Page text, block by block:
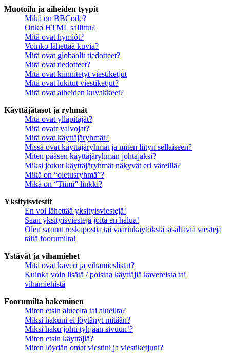
Muotoilu ja aiheiden tyypit
Mikä on BBCode?
Onko HTML sallittu?
Mitä ovat hymiöt?
Voinko lähettää kuvia?
Mitä ovat globaalit tiedotteet?
Mitä ovat tiedotteet?
Mitä ovat kiinnitetyt viestiketjut
Mitä ovat lukitut viestiketjut?
Mitä ovat aiheiden kuvakkeet?
Käyttäjätasot ja ryhmät
Mitä ovat ylläpitäjät?
Mitä ovatr valvojat?
Mitä ovat käyttäjäryhmät?
Missä ovat käyttäjäryhmät ja miten liityn sellaiseen?
Miten pääsen käyttäjäryhmän johtajaksi?
Miksi jotkut käyttäjäryhmät näkyvät eri väreillä?
Mikä on “oletusryhmä”?
Mikä on “Tiimi” linkki?
Yksityisviestit
En voi lähettää yksityisviestejä!
Saan yksityisviestejä joita en halua!
Olen saanut roskapostia tai väärinkäytöksiä sisältäviä viestejä
tältä foorumilta!
Ystävät ja vihamiehet
Mitä ovat kaveri ja vihamieslistat?
Kuinka voin lisätä / poistaa käyttäjiä kavereista tai
vihamiehistä
Foorumilta hakeminen
Miten etsin alueelta tai alueilta?
Miksi hakuni ei löytänyt mitään?
Miksi haku johti tyhjään sivuun!?
Miten etsin käyttäjiä?
Miten löydän omat viestini ja viestiketjuni?